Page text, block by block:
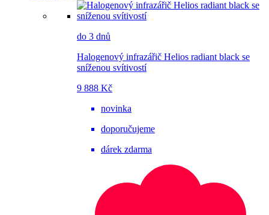
do 3 dnů
Halogenový infrazářič Helios radiant black se
sníženou svítivostí
9 888 Kč
novinka
doporučujeme
dárek zdarma